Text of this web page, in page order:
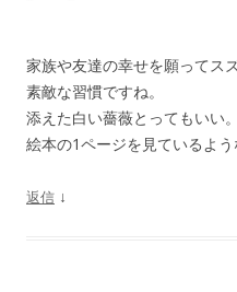
家族や友達の幸せを願ってス
素敵な習慣ですね。
添えた白い薔薇とってもいい。
絵本の1ページを見ているよう
返信 ↓